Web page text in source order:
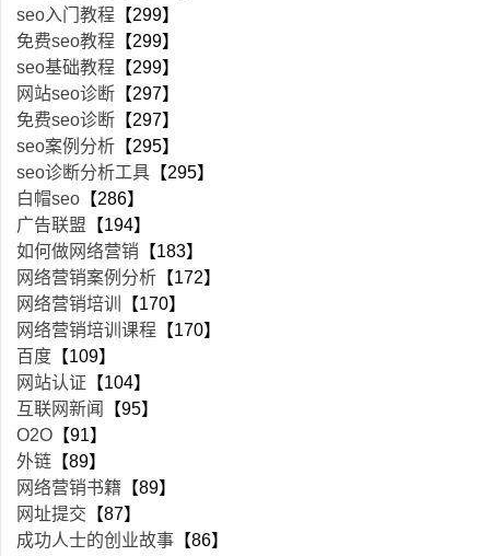
seo入门教程 【299】
免费seo教程 【299】
seo基础教程 【299】
网站seo诊断 【297】
免费seo诊断 【297】
seo案例分析 【295】
seo诊断分析工具 【295】
白帽seo 【286】
广告联盟 【194】
如何做网络营销 【183】
网络营销案例分析 【172】
网络营销培训
【170】
网络营销培训课程 【170】
百度 【109】
网站认证 【104】
互联网新闻
【95】
O2O 【91】
外链 【89】
网络营销书籍 【89】
网址提交 【87】
成功人士的创业故事 【86】